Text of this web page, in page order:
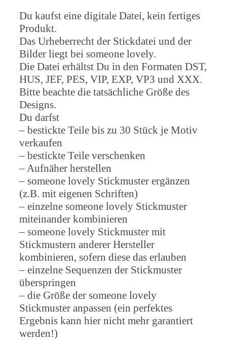
Du kaufst eine digitale Datei, kein fertiges
Produkt.
Das Urheberrecht der Stickdatei und der
Bilder liegt bei someone lovely.
Die Datei erhältst Du in den Formaten DST,
HUS, JEF, PES, VIP, EXP, VP3 und XXX.
Bitte beachte die tatsächliche Größe des
Designs.
Du darfst
– bestickte Teile bis zu 30 Stück je Motiv
verkaufen
– bestickte Teile verschenken
– Aufnäher herstellen
– someone lovely Stickmuster ergänzen
(z.B. mit eigenen Schriften)
– einzelne someone lovely Stickmuster
miteinander kombinieren
– someone lovely Stickmuster mit
Stickmustern anderer Hersteller
kombinieren, sofern diese das erlauben
– einzelne Sequenzen der Stickmuster
überspringen
– die Größe der someone lovely
Stickmuster anpassen (ein perfektes
Ergebnis kann hier nicht mehr garantiert
werden!)